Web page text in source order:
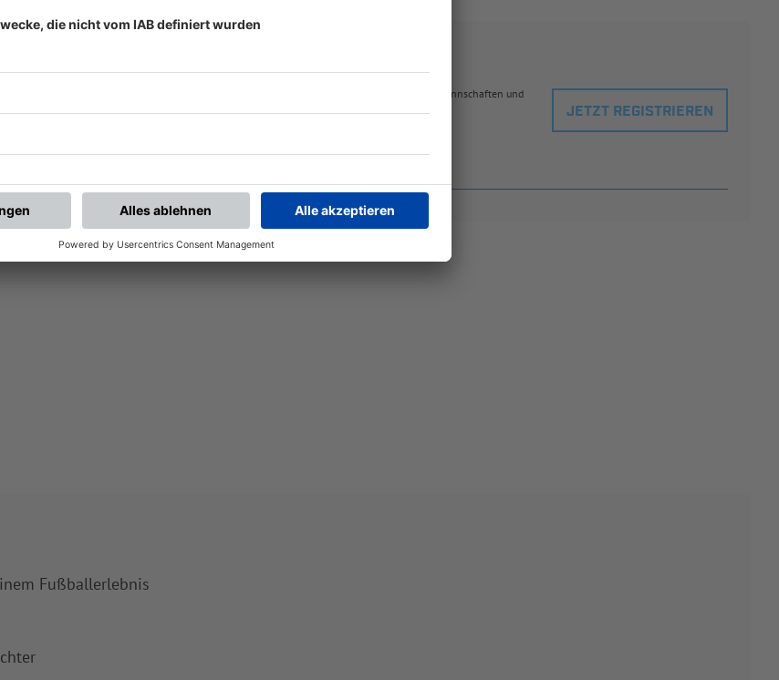
Registrierung kannst du dir Favoriten setzen. So bist du ganz nah an deinen Lieblingsspielern, Mannschaften und
JETZT REGISTRIEREN
Fußballerlebnis